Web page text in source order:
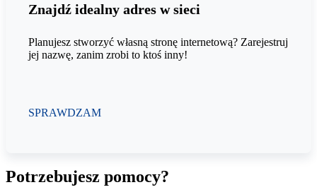
Znajdź idealny adres w sieci
Planujesz stworzyć własną stronę internetową? Zarejestruj
jej nazwę, zanim zrobi to ktoś inny!
SPRAWDZAM
Potrzebujesz pomocy?